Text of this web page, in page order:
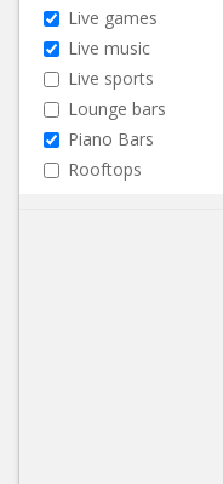
Live games
Live music
Live sports
Lounge bars
Piano Bars
Rooftops